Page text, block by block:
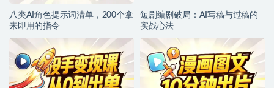
八类AI角色提示词清单，200个拿
来即用的指令
短剧编剧破局：AI写稿与过稿的
实战心法